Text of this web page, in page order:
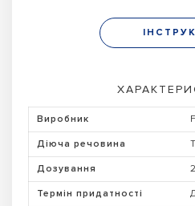
Виробник
Діюча речовина
Дозування
Термін придатності